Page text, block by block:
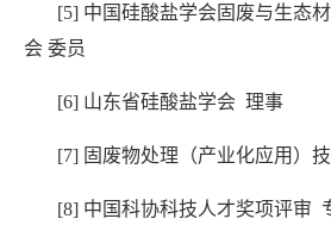
[5] 中国硅酸盐学会固废与生态
会 委员
[6] 山东省硅酸盐学会 理事
[7] 固废物处理（产业化应用）
[8] 中国科协科技人才奖项评审